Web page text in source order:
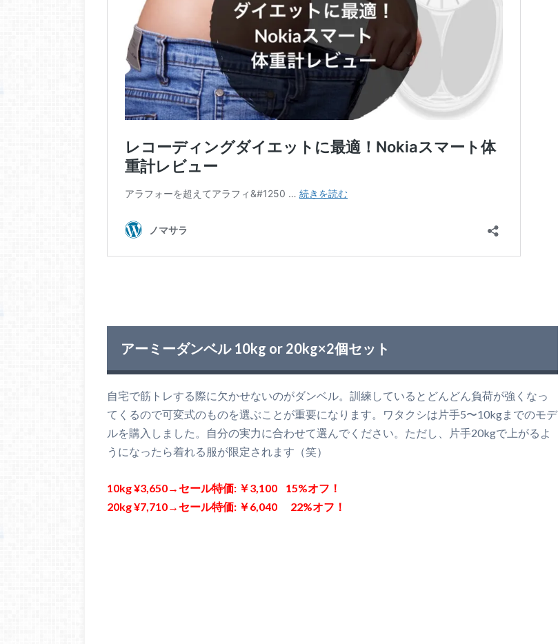
アーミーダンベル 10kg or 20kg×2個セット
自宅で筋トレする際に欠かせないのがダンベル。訓練しているとどんどん負荷が強くなっ
てくるので可変式のものを選ぶことが重要になります。ワタクシは片手5〜10kgまでのモデ
ルを購入しました。自分の実力に合わせて選んでください。ただし、片手20kgで上がるよ
うになったら着れる服が限定されます（笑）
10kg ¥3,650→セール特価: ￥3,100 15%オフ！
20kg ¥7,710→セール特価: ￥6,040 22%オフ！